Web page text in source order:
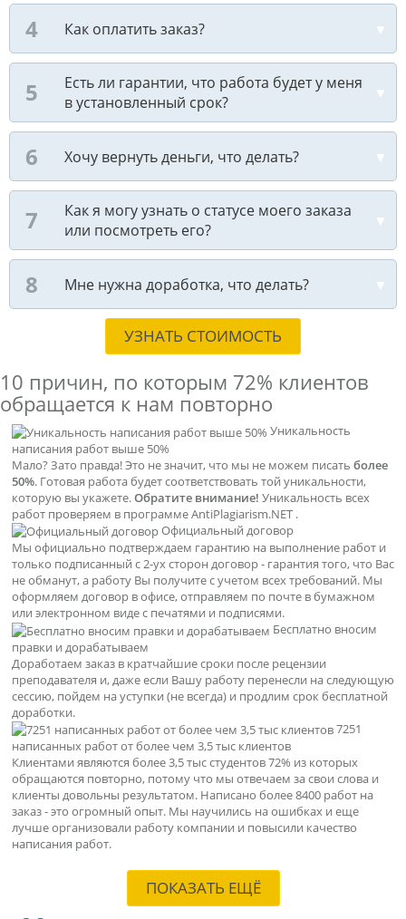
Как оплатить заказ?
Есть ли гарантии, что работа будет у меня
в установленный срок?
Хочу вернуть деньги, что делать?
Как я могу узнать о статусе моего заказа
или посмотреть его?
Мне нужна доработка, что делать?
УЗНАТЬ СТОИМОСТЬ
10 причин, по которым 72% клиентов
обращается к нам повторно
Уникальность
написания работ выше 50%
Мало? Зато правда! Это не значит, что мы не можем писать более
50%. Готовая работа будет соответствовать той уникальности,
которую вы укажете.Обратите внимание! Уникальность всех
работ проверяем в программе AntiPlagiarism.NET .
Официальный договор
Мы официально подтверждаем гарантию на выполнение работ и
только подписанный с 2-ух сторон договор - гарантия того, что Вас
не обманут, а работу Вы получите с учетом всех требований. Мы
оформляем договор в офисе, отправляем по почте в бумажном
или электронном виде с печатями и подписями.
Бесплатно вносим
правки и дорабатываем
Доработаем заказ в кратчайшие сроки после рецензии
преподавателя и, даже если Вашу работу перенесли на следующую
сессию, пойдем на уступки (не всегда) и продлим срок бесплатной
доработки.
7251
написанных работ от более чем 3,5 тыс клиентов
Клиентами являются более 3,5 тыс студентов 72% из которых
обращаются повторно, потому что мы отвечаем за свои слова и
клиенты довольны результатом. Написано более 8400 работ на
заказ - это огромный опыт. Мы научились на ошибках и еще
лучше организовали работу компании и повысили качество
написания работ.
ПОКАЗАТЬ ЕЩЁ